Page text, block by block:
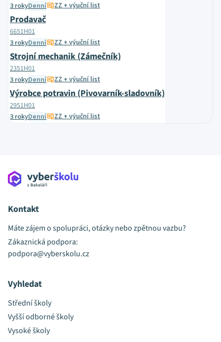
3 rokyDenní ZZ + výuční list
Prodavač
6651H01
3 rokyDenní ZZ + výuční list
Strojní mechanik (Zámečník)
2351H01
3 rokyDenní ZZ + výuční list
Výrobce potravin (Pivovarník-sladovník)
2951H01
3 rokyDenní ZZ + výuční list
Kontakt
Máte zájem o spolupráci, otázky nebo zpětnou vazbu?
Zákaznická podpora:
podpora@vyberskolu.cz
Vyhledat
Střední školy
Vyšší odborné školy
Vysoké školy